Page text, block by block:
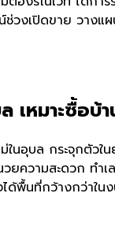
ช่วงเปิดขาย วางแ
เหมาะซื้อบ้
ในอุบล กระจุกตัวใ
ยความสะดวก ทำเ
ด้พื้นที่กว้างกว่าใน